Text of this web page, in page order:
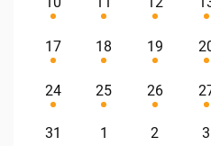
17 18 19
24 25 26
31 1 2 3